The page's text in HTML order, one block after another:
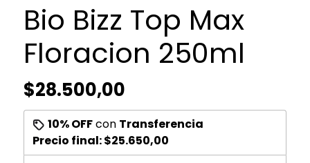
Bio Bizz Top Max
Floracion 250ml
$28.500,00
10% OFFcon Transferencia
Precio final:$25.650,00